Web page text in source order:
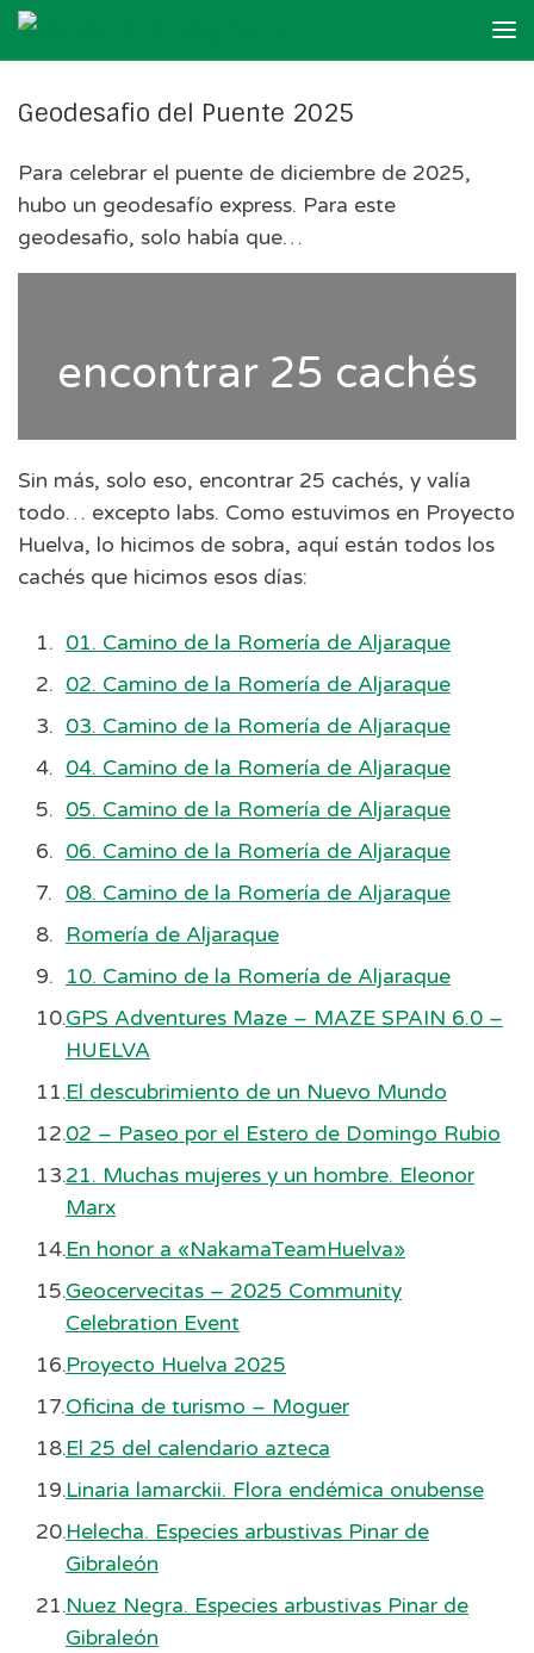
Skip to content
Geodesafio del Puente 2025
Para celebrar el puente de diciembre de 2025,
hubo un geodesafío express. Para este
geodesafio, solo había que…
encontrar 25 cachés
Sin más, solo eso, encontrar 25 cachés, y valía
todo… excepto labs. Como estuvimos en Proyecto
Huelva, lo hicimos de sobra, aquí están todos los
cachés que hicimos esos días:
01. Camino de la Romería de Aljaraque
02. Camino de la Romería de Aljaraque
03. Camino de la Romería de Aljaraque
04. Camino de la Romería de Aljaraque
05. Camino de la Romería de Aljaraque
06. Camino de la Romería de Aljaraque
08. Camino de la Romería de Aljaraque
Romería de Aljaraque
10. Camino de la Romería de Aljaraque
GPS Adventures Maze – MAZE SPAIN 6.0 –
HUELVA
El descubrimiento de un Nuevo Mundo
02 – Paseo por el Estero de Domingo Rubio
21. Muchas mujeres y un hombre. Eleonor
Marx
En honor a «NakamaTeamHuelva»
Geocervecitas – 2025 Community
Celebration Event
Proyecto Huelva 2025
Oficina de turismo – Moguer
El 25 del calendario azteca
Linaria lamarckii. Flora endémica onubense
Helecha. Especies arbustivas Pinar de
Gibraleón
Nuez Negra. Especies arbustivas Pinar de
Gibraleón